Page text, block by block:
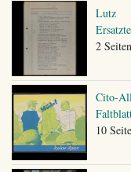
Lutz
2 Seiten
Cito-
10